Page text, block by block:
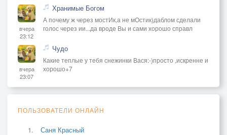
вчера
23:12
Хранимые Богом
А почему ж через мостИк,а не мОстик)даблом сделали
голос через ии...да вроде Вы и сами хорошо справл
вчера
23:07
Чудо
Какие теплые у тебя снежинки Вася:-)просто ,искренне и
хорошо+7
ПОЛЬЗОВАТЕЛИ ОНЛАЙН
Саня Красный